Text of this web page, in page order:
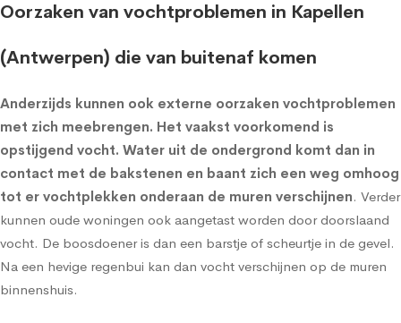
Oorzaken van vochtproblemen in Kapellen
(Antwerpen) die van buitenaf komen
Anderzijds kunnen ook externe oorzaken vochtproblemen
met zich meebrengen. Het vaakst voorkomend is
opstijgend vocht. Water uit de ondergrond komt dan in
contact met de bakstenen en baant zich een weg omhoog
tot er vochtplekken onderaan de muren verschijnen. Verder
kunnen oude woningen ook aangetast worden door doorslaand
vocht. De boosdoener is dan een barstje of scheurtje in de gevel.
Na een hevige regenbui kan dan vocht verschijnen op de muren
binnenshuis.